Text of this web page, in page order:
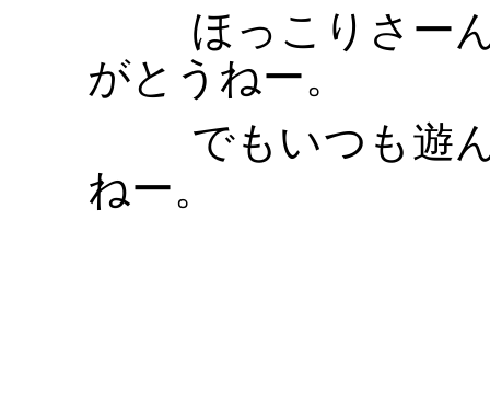
ほっこりさーん
がとうねー。
でもいつも遊ん
ねー。